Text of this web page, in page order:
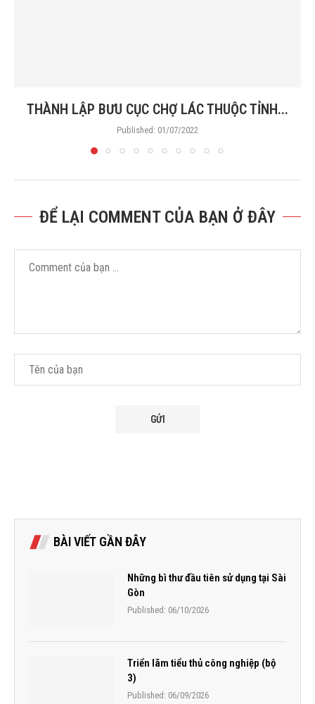
THÀNH LẬP BƯU CỤC CHỢ LÁC THUỘC TỈNH...
Published: 01/07/2022
ĐỂ LẠI COMMENT CỦA BẠN Ở ĐÂY
BÀI VIẾT GẦN ĐÂY
Những bì thư đầu tiên sử dụng tại Sài
Gòn
Published: 06/10/2026
Triển lãm tiểu thủ công nghiệp (bộ
3)
Published: 06/09/2026